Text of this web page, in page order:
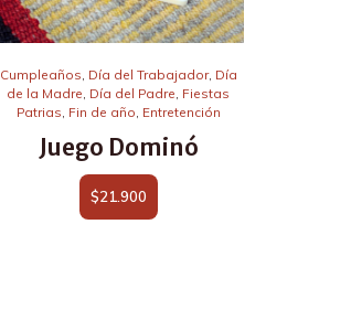
Cumpleaños Día del Trabajador, Día
de la Madre Día del Padre Fiestas
Patrias Fin de año Entretención
Juego Dominó
$21.900